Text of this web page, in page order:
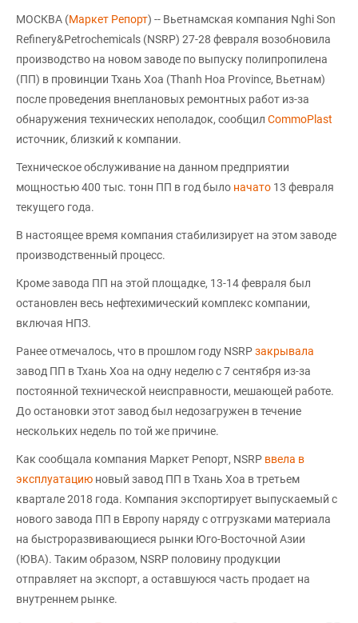
МОСКВА (Маркет Репорт) -- Вьетнамская компания Nghi Son
Refinery&Petrochemicals (NSRP) 27-28 февраля возобновила
производство на новом заводе по выпуску полипропилена
(ПП) в провинции Тхань Хоа (Thanh Hoa Province, Вьетнам)
после проведения внеплановых ремонтных работ из-за
обнаружения технических неполадок, сообщил CommoPlast
источник, близкий к компании.
Техническое обслуживание на данном предприятии
мощностью 400 тыс. тонн ПП в год было начато 13 февраля
текущего года.
В настоящее время компания стабилизирует на этом заводе
производственный процесс.
Кроме завода ПП на этой площадке, 13-14 февраля был
остановлен весь нефтехимический комплекс компании,
включая НПЗ.
Ранее отмечалось, что в прошлом году NSRPзакрывала
завод ПП в Тхань Хоа на одну неделю с 7 сентября из-за
постоянной технической неисправности, мешающей работе.
До остановки этот завод был недозагружен в течение
нескольких недель по той же причине.
Как сообщала компания Маркет Репорт, NSRP ввела в
эксплуатацию новый завод ПП в Тхань Хоа в третьем
квартале 2018 года. Компания экспортирует выпускаемый с
нового завода ПП в Европу наряду с отгрузками материала
на быстроразвивающиеся рынки Юго-Восточной Азии
(ЮВА). Таким образом, NSRP половину продукции
отправляет на экспорт, а оставшуюся часть продает на
внутреннем рынке.